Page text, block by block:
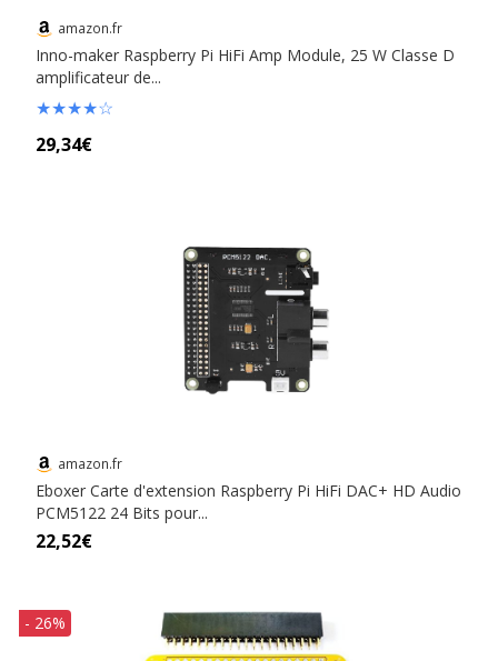
amazon.fr
Inno-maker Raspberry Pi HiFi Amp Module, 25 W Classe D
amplificateur de...
★★★★☆
29,34€
amazon.fr
Eboxer Carte d'extension Raspberry Pi HiFi DAC+ HD Audio
PCM5122 24 Bits pour...
22,52€
- 26%